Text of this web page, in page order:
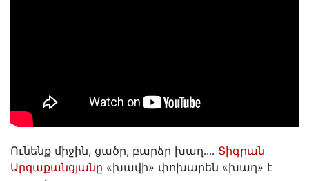
Ունենք միջին, ցածր, բարձր խաղ․․․․ Տիգրան
Արզաքանցյանը «խավի» փոխարեն «խաղ» է